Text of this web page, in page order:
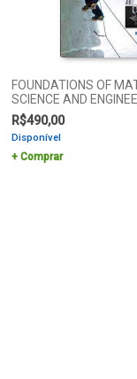
FOUNDATIONS OF
SCIENCE AND
R$490,00
Disponível
Comprar